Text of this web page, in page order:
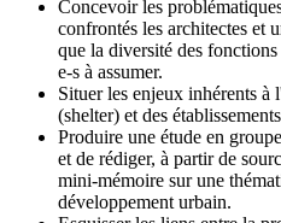
Concevoir les
confrontés les architectes et
que la diversité des
e-s à assumer.
Situer les enjeux inhérents
(shelter) et des
Produire une étude en
et de rédiger, à partir de
mini-mémoire sur une
développement urbain.